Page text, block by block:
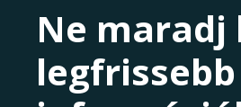
Ne maradj
legfrissebb